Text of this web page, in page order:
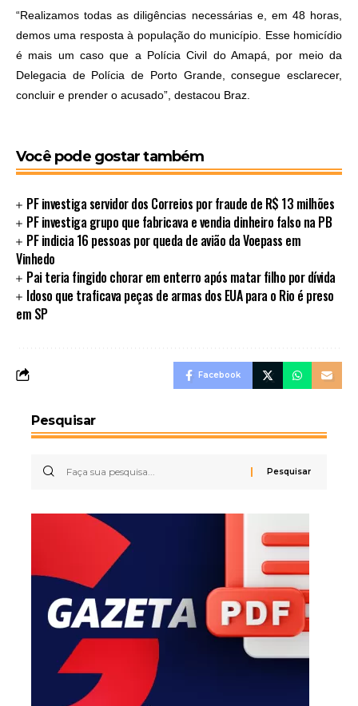
“Realizamos todas as diligências necessárias e, em 48 horas,
demos uma resposta à população do município. Esse homicídio
é mais um caso que a Polícia Civil do Amapá, por meio da
Delegacia de Polícia de Porto Grande, consegue esclarecer,
concluir e prender o acusado”, destacou Braz.
Você pode gostar também
PF investiga servidor dos Correios por fraude de R$ 13 milhões
PF investiga grupo que fabricava e vendia dinheiro falso na PB
PF indicia 16 pessoas por queda de avião da Voepass em
Vinhedo
Pai teria fingido chorar em enterro após matar filho por dívida
Idoso que traficava peças de armas dos EUA para o Rio é preso
em SP
Facebook
Pesquisar